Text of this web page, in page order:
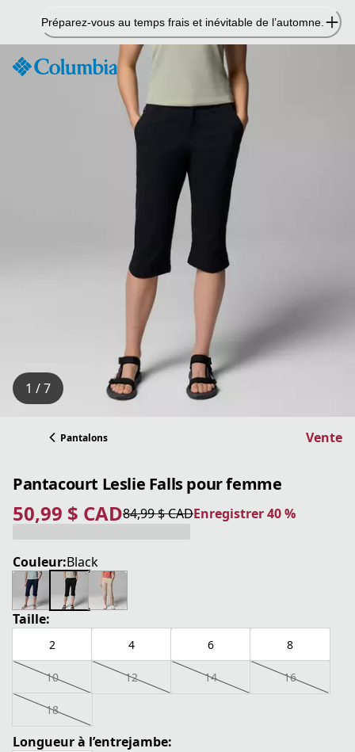
contenu
Préparez-vous au temps frais et inévitable de l’automne.
1 / 7
Pantalons Vente
Pantacourt Leslie Falls pour femme
50,99 $ CAD
prix actuel 50,99 $ CAD84,99 $ CAD
prix original 84,99 $ CAD Enregistrer 40 %
Enregistrer 40 %
Couleur:Black
Taille:
2 4 6 8
10 12 14 16
18
Longueur à l’entrejambe: